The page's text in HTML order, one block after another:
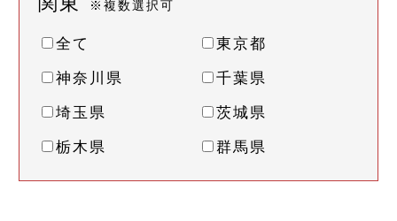
※複数選択可
全て
東京都
神奈川県
千葉県
埼玉県
茨城県
栃木県
群馬県